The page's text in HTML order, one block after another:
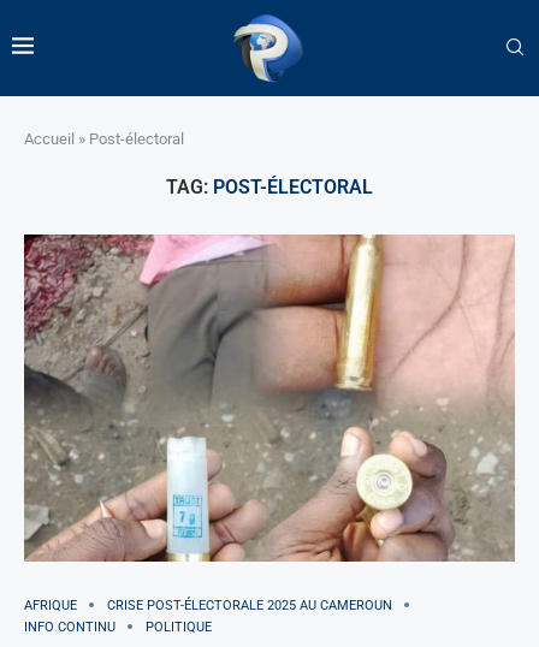
Accueil » Post-électoral
TAG: POST-ÉLECTORAL
AFRIQUE
CRISE POST-ÉLECTORALE 2025 AU CAMEROUN
INFO CONTINU
POLITIQUE